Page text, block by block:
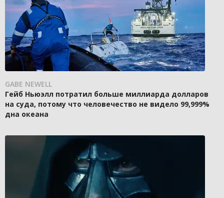
GABE NEWELL
Гейб Ньюэлл потратил больше миллиарда долларов
на суда, потому что человечество не видело 99,999%
дна океана